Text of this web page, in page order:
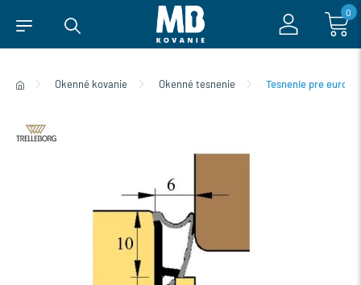
0
Okenné kovanie Okenné tesnenie Tesnenie pre